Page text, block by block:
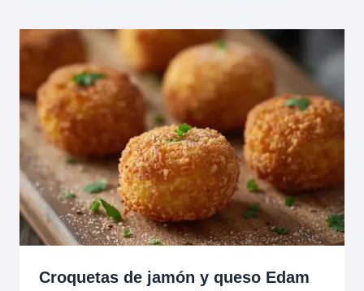
Croquetas de jamón y queso Edam